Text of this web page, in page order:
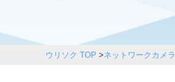
ウリソク TOP >ネットワークカメラ